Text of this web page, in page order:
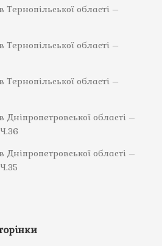
області –
області –
області –
області –
області –